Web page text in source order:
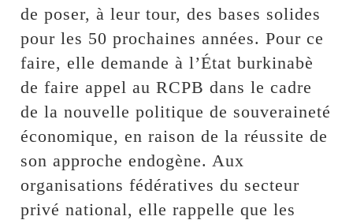
de poser, à leur tour, des bases solides
pour les 50 prochaines années. Pour ce
faire, elle demande à l’État burkinabè
de faire appel au RCPB dans le cadre
de la nouvelle politique de souveraineté
économique, en raison de la réussite de
son approche endogène. Aux
organisations fédératives du secteur
privé national, elle rappelle que les